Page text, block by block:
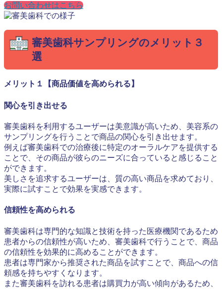
お問い合わせはこちら
審美歯科サンプリングのメリット３
選
メリット１【商品価値を高められる】
関心を引き出せる
審美歯科を利用するユーザーは美意識が高いため、美容系の
サンプリングを行うことで商品の関心を引き出せます。
例えば審美歯科での治療後に特定のオーラルケアを提供する
ことで、その商品が彼らのニーズに合っていると感じること
ができます。
美しさを追求するユーザーは、質の高い商品を求めており、
実際に試すことで効果を実感できます。
信頼性を高められる
審美歯科は専門的な知識と技術を持った医療機関であるため
患者からの信頼性が高いため、審美歯科で行うことで、商品
の信頼性を効果的に高めることができます。
患者は専門家から推奨された商品を試すことで、商品への信
頼感を持ちやすくなります。
また審美歯科を訪れる患者は購買力が高い傾向があるため、